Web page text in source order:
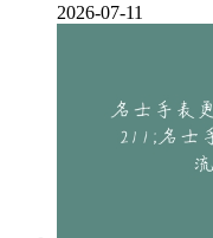
2026-07-11